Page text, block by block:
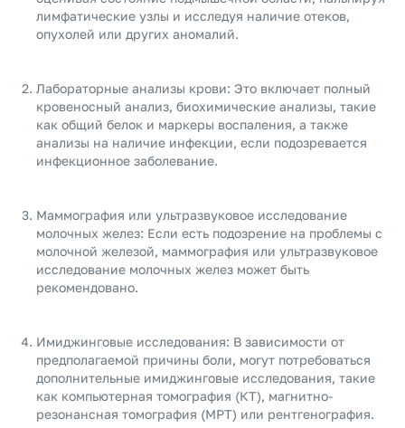
лимфатические узлы и исследуя наличие отеков,
опухолей или других аномалий.
Лабораторные анализы крови: Это включает полный
кровеносный анализ, биохимические анализы, такие
как общий белок и маркеры воспаления, а также
анализы на наличие инфекции, если подозревается
инфекционное заболевание.
Маммография или ультразвуковое исследование
молочных желез: Если есть подозрение на проблемы с
молочной железой, маммография или ультразвуковое
исследование молочных желез может быть
рекомендовано.
Имиджинговые исследования: В зависимости от
предполагаемой причины боли, могут потребоваться
дополнительные имиджинговые исследования, такие
как компьютерная томография (КТ), магнитно-
резонансная томография (МРТ) или рентгенография.